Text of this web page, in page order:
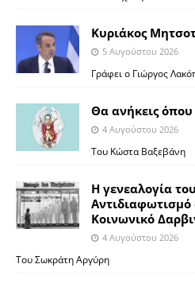
Κυριάκος
5 Αυγούστου 2026
Γράφει ο Γιώργος
Θα ανήκεις όπου
4 Αυγούστου 2026
Του Κώστα Βαξεβάνη
Η γενεαλογία
Κοινωνικό
4 Αυγούστου 2026
Του Σωκράτη Αργύρη